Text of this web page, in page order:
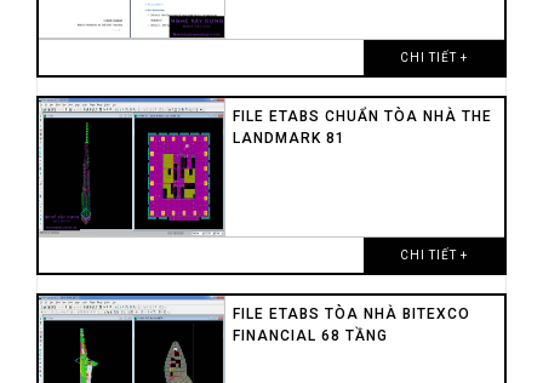
7. Hai file excel chuẩn tính toán cột nén lệch
tâm phẳng lọc tổ hợp có nội lực Max
cột thép
9. File excel chuẩn thống kê thép hình cột
10. Một file excel dùng để tham khảo phần
tính cột trước khi có TCVN356:2005
CHI TIẾT +
FILE ETABS CHUẨN TÒA NHÀ THE
LANDMARK 81
CHI TIẾT +
FILE ETABS TÒA NHÀ BITEXCO
FINANCIAL 68 TẦNG